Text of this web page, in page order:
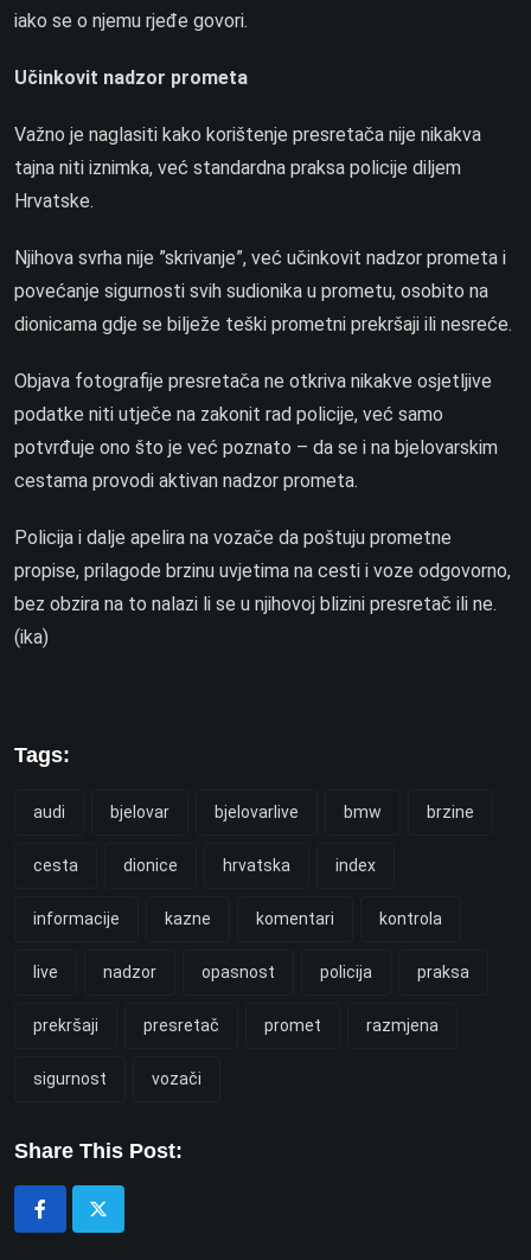
iako se o njemu rjeđe govori.
Učinkovit nadzor prometa
Važno je naglasiti kako korištenje presretača nije nikakva
tajna niti iznimka, već standardna praksa policije diljem
Hrvatske.
Njihova svrha nije ”skrivanje”, već učinkovit nadzor prometa i
povećanje sigurnosti svih sudionika u prometu, osobito na
dionicama gdje se bilježe teški prometni prekršaji ili nesreće.
Objava fotografije presretača ne otkriva nikakve osjetljive
podatke niti utječe na zakonit rad policije, već samo
potvrđuje ono što je već poznato – da se i na bjelovarskim
cestama provodi aktivan nadzor prometa.
Policija i dalje apelira na vozače da poštuju prometne
propise, prilagode brzinu uvjetima na cesti i voze odgovorno,
bez obzira na to nalazi li se u njihovoj blizini presretač ili ne.
(ika)
Tags:
audi bjelovar bjelovarlive bmw brzine
cesta dionice hrvatska index
informacije kazne komentari kontrola
live nadzor opasnost policija praksa
prekršaji presretač promet razmjena
sigurnost vozači
Share This Post: